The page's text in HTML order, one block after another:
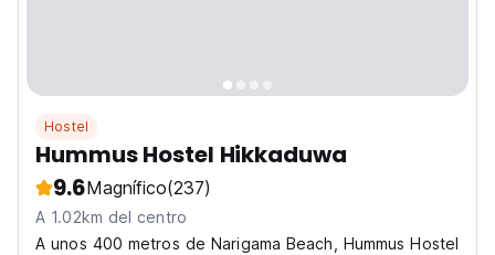
Hostel
Hummus Hostel Hikkaduwa
9.6Magnífico(237)
A 1.02km del centro
A unos 400 metros de Narigama Beach, Hummus Hostel